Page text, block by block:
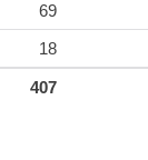
69
18
407